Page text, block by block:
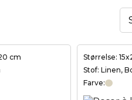
cm
Størrelse:
Stof: Linen,
Farve: